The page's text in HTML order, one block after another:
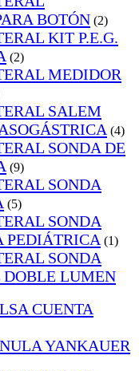
BOTÓN (2)
KIT P.E.G.
(2)
MEDIDOR
SALEM
(4)
SONDA DE
(9)
SONDA
(5)
SONDA
PEDIÁTRICA (1)
SONDA
LUMEN
CUENTA
YANKAUER